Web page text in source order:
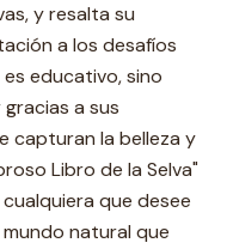
y resalta su
a los desafíos
educativo, sino
a sus
capturan la belleza y
Libro de la Selva"
que desee
natural que